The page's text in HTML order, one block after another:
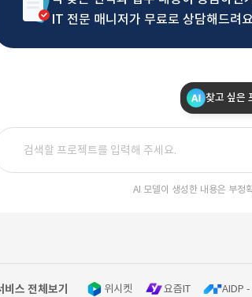
IT 전문 매니저가 무료로 상담해드려
찾고 싶은
AI 모델이 생성한 내용은 부정
비스 전체보기 위시켓 요즘IT AIDP -